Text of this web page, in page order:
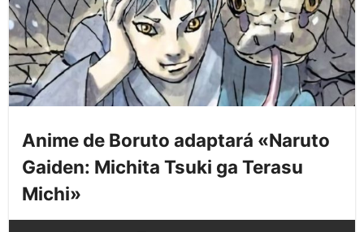
Anime de Boruto adaptará «Naruto
Gaiden: Michita Tsuki ga Terasu
Michi»